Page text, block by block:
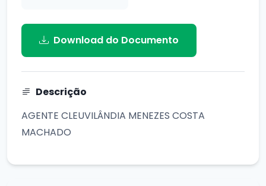
Download do Documento
Descrição
AGENTE CLEUVILÂNDIA MENEZES COSTA
MACHADO